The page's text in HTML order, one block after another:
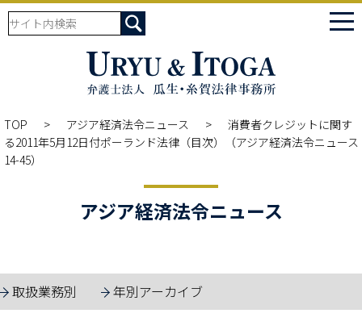
TOP アジア経済法令ニュース
消費者クレジットに関す
る2011年5月12日付ポーランド法律（目次）（アジア経済法令ニュース
14-45）
アジア経済法令ニュース
取扱業務別 年別アーカイブ